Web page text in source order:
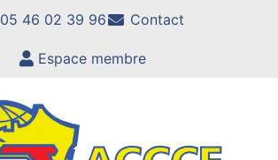
05 46 02 39 96 Contact
Espace membre